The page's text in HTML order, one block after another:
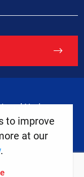
House
Legal Notice
to improve
at our
.